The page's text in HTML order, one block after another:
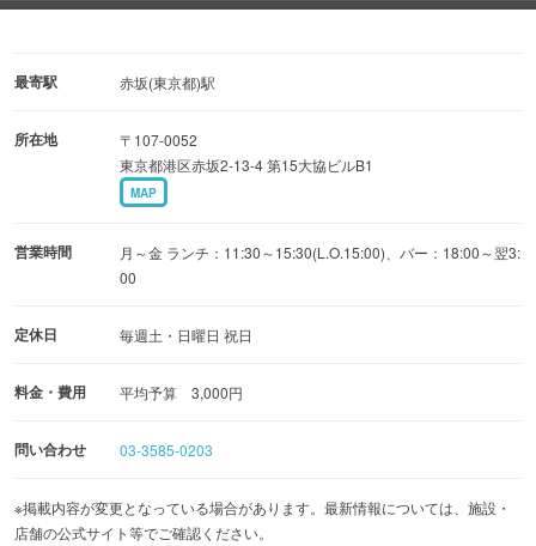
最寄駅 赤坂(東京都)駅
所在地
〒107-0052
東京都港区赤坂2-13-4 第15大協ビルB1
MAP
営業時間
月～金 ランチ：11:30～15:30(L.O.15:00)、バー：18:00～翌3:
00
定休日 毎週土・日曜日 祝日
料金・費用 平均予算 3,000円
問い合わせ 03-3585-0203
※掲載内容が変更となっている場合があります。最新情報については、施設・
店舗の公式サイト等でご確認ください。